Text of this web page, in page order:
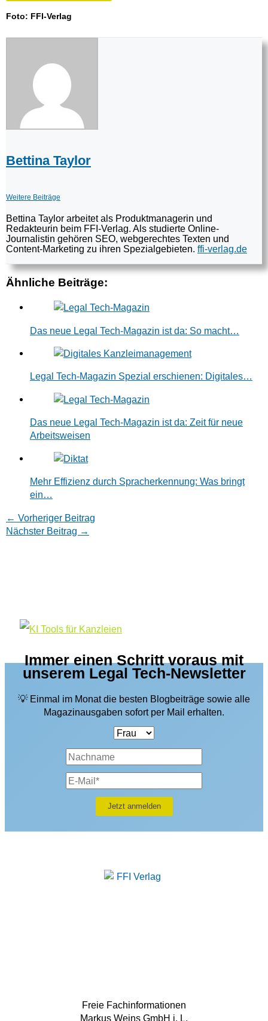
Foto: FFI-Verlag
Bettina Taylor
Weitere Beiträge
Bettina Taylor arbeitet als Produktmanagerin und
Redakteurin beim FFI-Verlag. Als studierte Online-
Journalistin gehören SEO, webgerechtes Texten und
Content-Marketing zu ihren Spezialgebieten. ffi-verlag.de
Ähnliche Beiträge:
Das neue Legal Tech-Magazin ist da: So macht…
Legal Tech-Magazin Spezial erschienen: Digitales…
Das neue Legal Tech-Magazin ist da: Zeit für neue
Arbeitsweisen
Mehr Effizienz durch Spracherkennung: Was bringt
ein…
← Vorheriger Beitrag
Nächster Beitrag →
Immer einen Schritt voraus mit
unserem Legal Tech-Newsletter
💡 Einmal im Monat die besten Blogbeiträge sowie alle
Magazinausgaben sofort per Mail erhalten.
Freie Fachinformationen
Markus Weins GmbH i. L.